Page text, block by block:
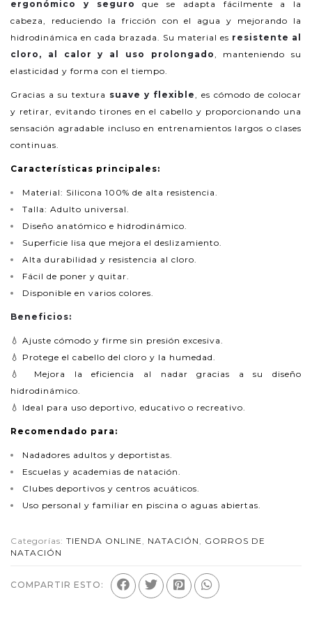
ergonómico y seguro que se adapta fácilmente a la
cabeza, reduciendo la fricción con el agua y mejorando la
hidrodinámica en cada brazada. Su material es resistente al
cloro, al calor y al uso prolongado, manteniendo su
elasticidad y forma con el tiempo.
Gracias a su textura suave y flexible, es cómodo de colocar
y retirar, evitando tirones en el cabello y proporcionando una
sensación agradable incluso en entrenamientos largos o clases
continuas.
Características principales:
Material: Silicona 100% de alta resistencia.
Talla: Adulto universal.
Diseño anatómico e hidrodinámico.
Superficie lisa que mejora el deslizamiento.
Alta durabilidad y resistencia al cloro.
Fácil de poner y quitar.
Disponible en varios colores.
Beneficios:
💧 Ajuste cómodo y firme sin presión excesiva.
💧 Protege el cabello del cloro y la humedad.
💧 Mejora la eficiencia al nadar gracias a su diseño
hidrodinámico.
💧 Ideal para uso deportivo, educativo o recreativo.
Recomendado para:
Nadadores adultos y deportistas.
Escuelas y academias de natación.
Clubes deportivos y centros acuáticos.
Uso personal y familiar en piscina o aguas abiertas.
Categorías: TIENDA ONLINE , NATACIÓN , GORROS DE
NATACIÓN
COMPARTIR ESTO: